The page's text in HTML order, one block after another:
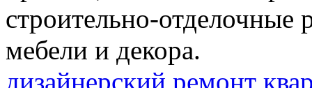
строительно-отделочные
мебели и декора.
дизайнерский ремонт